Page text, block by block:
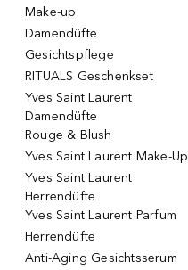
Make-up
Damendüfte
Gesichtspflege
RITUALS Geschenkset
Yves Saint Laurent
Damendüfte
Rouge & Blush
Yves Saint Laurent Make-Up
Yves Saint Laurent
Herrendüfte
Yves Saint Laurent Parfum
Herrendüfte
Anti-Aging Gesichtsserum